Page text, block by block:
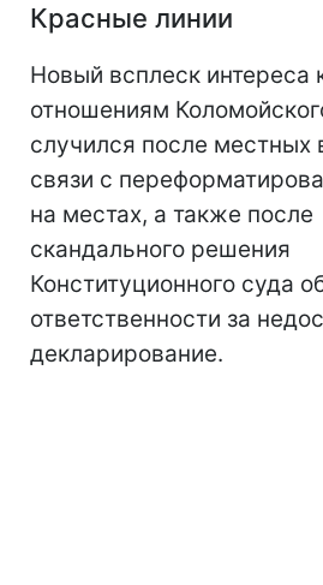
Красные линии
Новый всплеск интереса
отношениям
случился после местных
связи с
на местах, а также после
скандального решения
Конституционного суда
ответственности за
декларирование.